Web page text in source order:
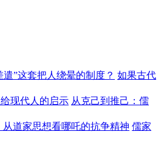
”这套把人绕晕的制度？ 如果古代
现代人的启示 从克己到推己：儒
从道家思想看哪吒的抗争精神 儒家